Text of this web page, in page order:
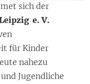
sich der
e. V.
für Kinder
nahezu
Jugendliche